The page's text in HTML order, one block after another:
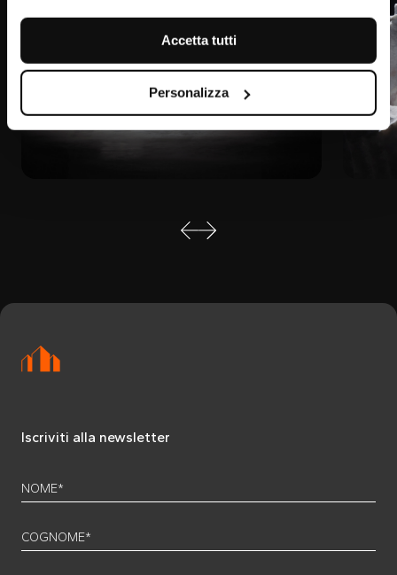
Accetta tutti
Personalizza
Iscriviti alla newsletter
NOME*
COGNOME*